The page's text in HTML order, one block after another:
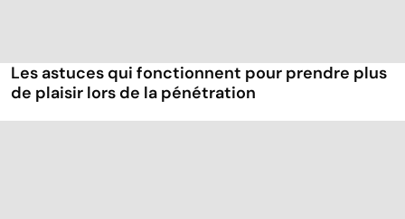
Les astuces qui fonctionnent pour prendre plus
de plaisir lors de la pénétration